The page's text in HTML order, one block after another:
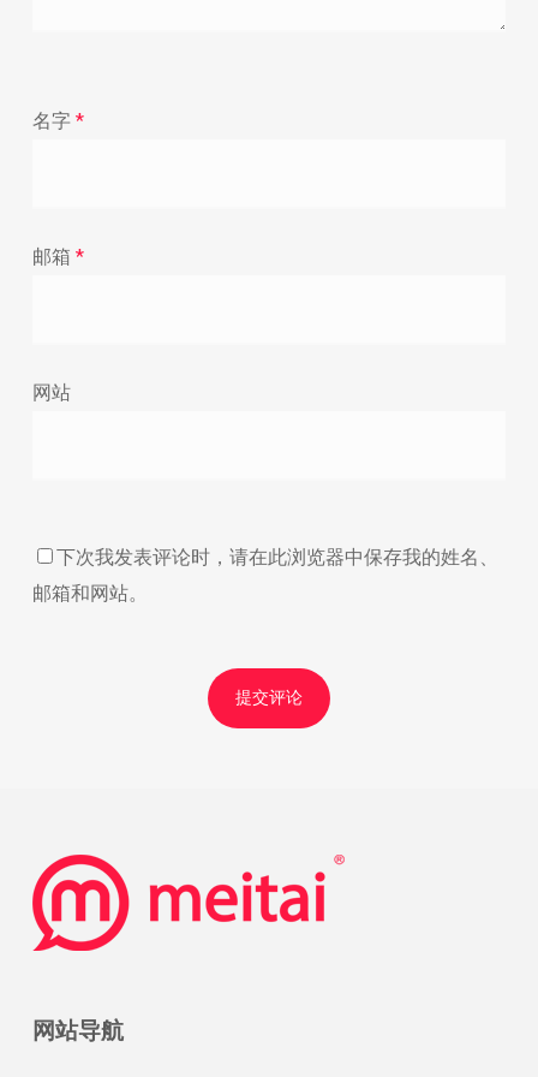
名字 *
邮箱 *
网站
下次我发表评论时，请在此浏览器中保存我的姓名、
邮箱和网站。
网站导航